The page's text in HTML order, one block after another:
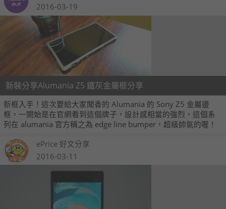
2016-03-19
新裝分享Alumania Z5 鐵灰金屬框分享
新框入手！這次要給大家聞香的 Alumania 的 Sony Z5 金屬邊
框，一開始是在官網看到這個牌子，設計感相當的強烈，這個系
列在 alumania 官方稱之為 edge line bumper，超級帥氣的喔！
ePrice 好文分享
2016-03-11